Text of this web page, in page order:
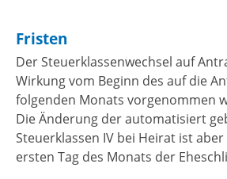
Fristen
Der Steuerklassenwechsel auf
Wirkung vom Beginn des auf die
folgenden Monats vorgenommen
Die Änderung der automatisiert
Steuerklassen IV bei Heirat ist
ersten Tag des Monats der